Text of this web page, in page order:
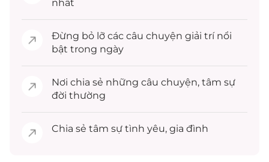
nhất
Đừng bỏ lỡ các câu chuyện giải trínổi
bật trong ngày
Nơi chia sẻ những câu chuyện, tâm sự
đời thường
Chia sẻ tâm sự tình yêu, gia đình